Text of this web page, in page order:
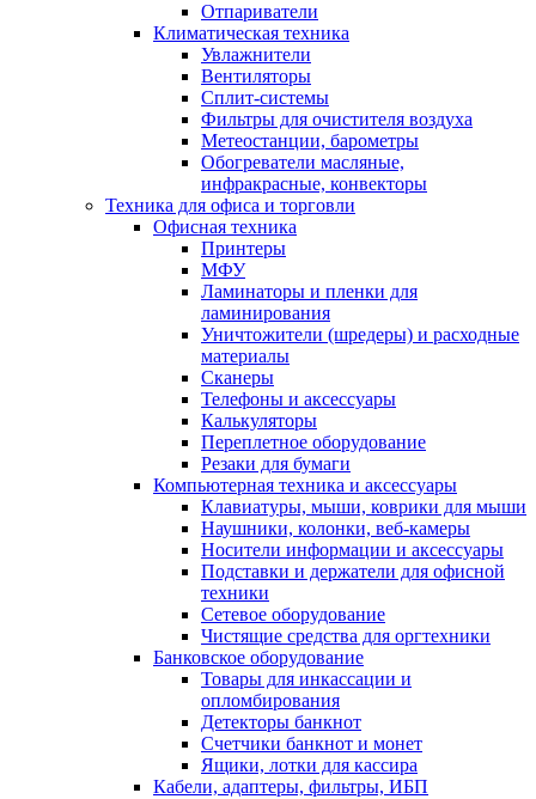
Отпариватели
Климатическая техника
Увлажнители
Вентиляторы
Сплит-системы
Фильтры для очистителя воздуха
Метеостанции, барометры
Обогреватели масляные,
инфракрасные, конвекторы
Техника для офиса и торговли
Офисная техника
Принтеры
МФУ
Ламинаторы и пленки для
ламинирования
Уничтожители (шредеры) и расходные
материалы
Сканеры
Телефоны и аксессуары
Калькуляторы
Переплетное оборудование
Резаки для бумаги
Компьютерная техника и аксессуары
Клавиатуры, мыши, коврики для мыши
Наушники, колонки, веб-камеры
Носители информации и аксессуары
Подставки и держатели для офисной
техники
Сетевое оборудование
Чистящие средства для оргтехники
Банковское оборудование
Товары для инкассации и
опломбирования
Детекторы банкнот
Счетчики банкнот и монет
Ящики, лотки для кассира
Кабели, адаптеры, фильтры, ИБП